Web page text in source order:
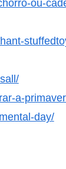
ou-
a-
day/